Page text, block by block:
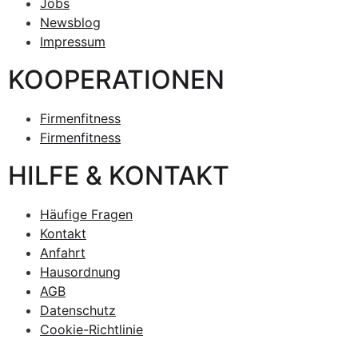
Newsblog
Impressum
KOOPERATIONEN
Firmenfitness
Firmenfitness
HILFE & KONTAKT
Häufige Fragen
Kontakt
Anfahrt
Hausordnung
AGB
Datenschutz
Cookie-Richtlinie